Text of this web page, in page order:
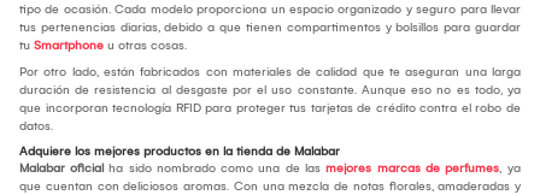
tipo de ocasión. Cada modelo proporciona un espacio organizado y seguro para llevar
tus pertenencias diarias, debido a que tienen compartimentos y bolsillos para guardar
tu Smartphone u otras cosas.
Por otro lado, están fabricados con materiales de calidad que te aseguran una larga
duración de resistencia al desgaste por el uso constante. Aunque eso no es todo, ya
que incorporan tecnología RFID para proteger tus tarjetas de crédito contra el robo de
datos.
Adquiere los mejores productos en la tienda de Malabar
Malabar oficial ha sido nombrado como una de las mejores marcas de perfumes, ya
que cuentan con deliciosos aromas. Con una mezcla de notas florales, amaderadas y